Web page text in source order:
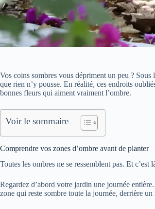
Vos coins sombres vous dépriment un peu ?
que rien n’y pousse. En réalité, ces endroits
bonnes fleurs qui aiment vraiment l’ombre.
Voir le sommaire
Comprendre vos zones d’ombre avant de planter
Toutes les ombres ne se ressemblent pas. Et c’est
Regardez d’abord votre jardin une journée
zone qui reste sombre toute la journée, derrière